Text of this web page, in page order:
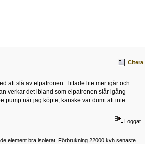
Citera
att slå av elpatronen. Tittade lite mer igår och
verkar det ibland som elpatronen slår igång
pump när jag köpte, kanske var dumt att inte
Loggat
element bra isolerat. Förbrukning 22000 kvh senaste